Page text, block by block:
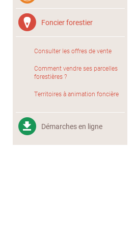
Foncier forestier
Consulter les offres de vente
Comment vendre ses parcelles
forestières ?
Territoires à animation foncière
Démarches en ligne